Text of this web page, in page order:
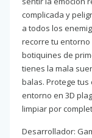
complicada y
a todos los
recorre tu entorno
botiquines de
tienes la mala
balas. Protege
entorno en 3D
limpiar por
Desarrollador: